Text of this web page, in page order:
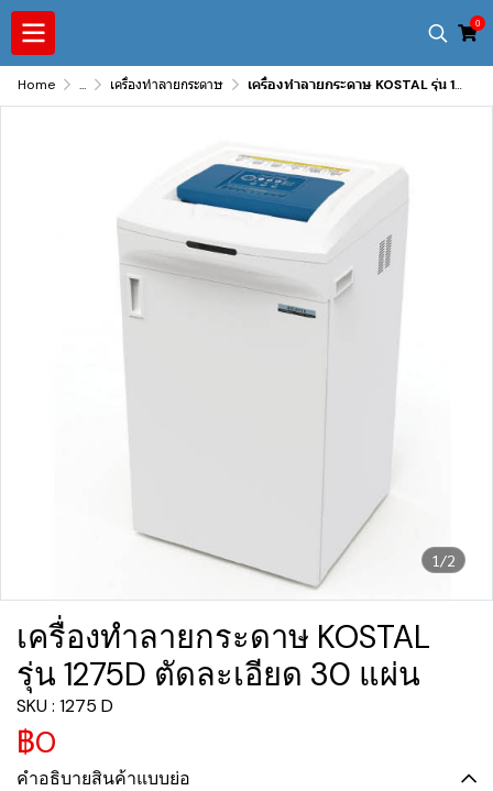
0
Home ... เครื่องทำลายกระดาษ เครื่องทำลายกระดาษ KOSTAL รุ่น 1275D ตัดละเอียด 30 แผ่น
1/2
เครื่องทำลายกระดาษ KOSTAL
รุ่น 1275D ตัดละเอียด 30 แผ่น
SKU : 1275 D
฿0
คำอธิบายสินค้าแบบย่อ